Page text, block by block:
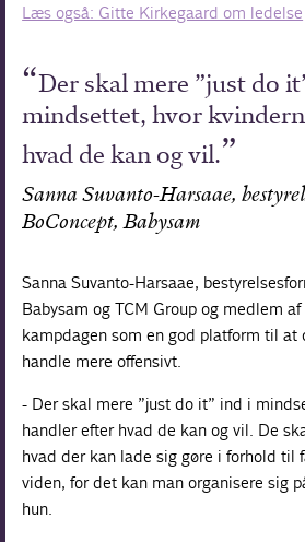
Læs også: Gitte Kirkegaard om ledelse
Der skal mere ”just do
mindsettet, hvor
hvad de kan og vil.
Sanna Suvanto-Harsaae,
BoConcept, Babysam
Sanna Suvanto-Harsaae,
Babysam og TCM Group og medlem af
kampdagen som en god platform til
handle mere offensivt.
- Der skal mere ”just do it” ind i
handler efter hvad de kan og vil. De
hvad der kan lade sig gøre i forhold til
viden, for det kan man organisere sig
hun.